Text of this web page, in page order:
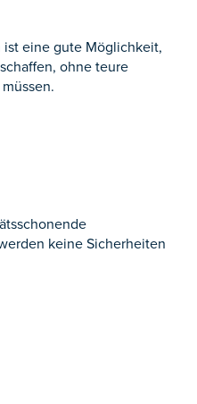
ist eine gute Möglichkeit,
ohne teure
keine Sicherheiten